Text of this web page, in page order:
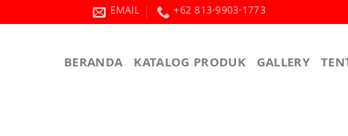
EMAIL +62 813-9903-1773
BERANDA KATALOG PRODUK GALLERY